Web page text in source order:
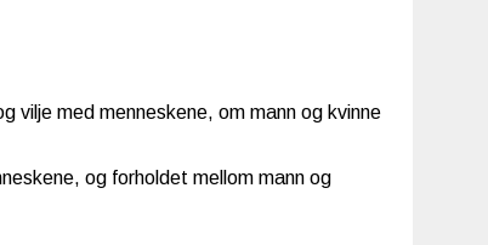
vilje med menneskene, om mann og kvinne
og forholdet mellom mann og